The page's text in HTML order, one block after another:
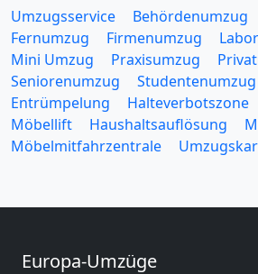
Umzugsservice Behördenumzug
Fernumzug
Firmenumzug
Mini Umzug
Praxisumzug
Seniorenumzug
Studentenumzug
Entrümpelung
Halteverbotszone
Möbellift
Haushaltsauflösung
Möbelmitfahrzentrale
Europa-Umzüge